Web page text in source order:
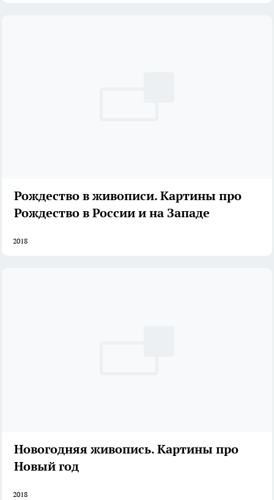
Рождество в живописи. Картины про
Рождество в России и на Западе
2018
Новогодняя живопись. Картины про
Новый год
2018